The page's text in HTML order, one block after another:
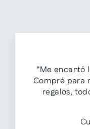
"Me encantó
Compré para
regalos,